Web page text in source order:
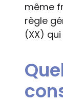
même
règle
(XX)